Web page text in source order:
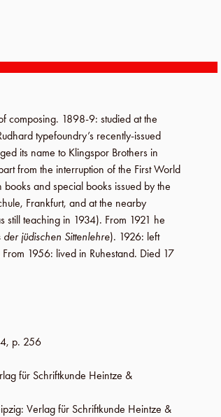
composing. 1898-9: studied at the
typefoundry’s recently-issued
its name to Klingspor Brothers in
from the interruption of the First World
and special books issued by the
, Frankfurt, and at the nearby
still teaching in 1934). From 1921 he
der jüdischen Sittenlehre). 1926: left
From 1956: lived in Ruhestand. Died 17
, p. 256
für Schriftkunde Heintze &
: Verlag für Schriftkunde Heintze &